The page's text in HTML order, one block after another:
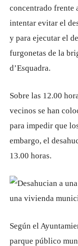
concentrado frente
intentar evitar el
y para ejecutar el
furgonetas de la
d’Esquadra.
Sobre las 12.00
vecinos se han
para impedir que
embargo, el
13.00 horas.
Según el
parque público